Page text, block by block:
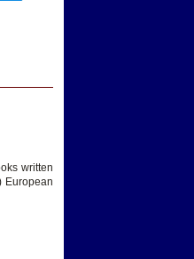
written
European